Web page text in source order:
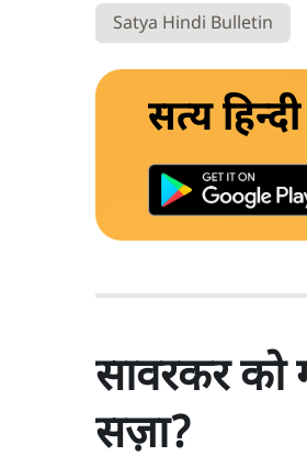
Satya Hindi Bulletin
सत्य
सावरकर को
सज़ा?